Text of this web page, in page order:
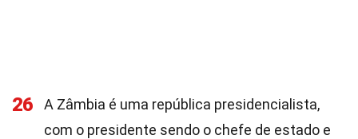
26
A Zâmbia é uma república presidencialista,
com o presidente sendo o chefe de estado e